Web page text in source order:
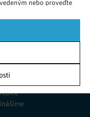
nebo proveďte
použity pouze na tomto
kliknutím na tlačítko
Porozumění
údajů z